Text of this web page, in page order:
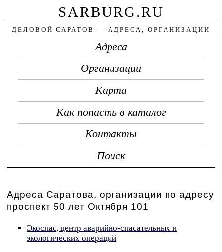
SARBURG.RU
ДЕЛОВОЙ САРАТОВ — АДРЕСА, ОРГАНИЗАЦИИ
Адреса
Организации
Карта
Как попасть в каталог
Контакты
Поиск
Адреса Саратова, организации по адресу
проспект 50 лет Октября 101
Экоспас, центр аварийно-спасательных и
экологических операций